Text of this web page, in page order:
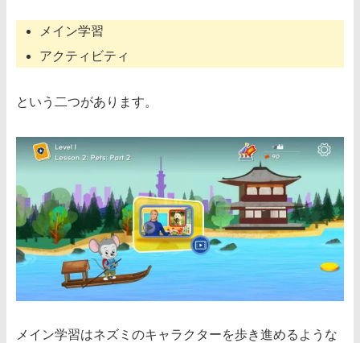
メイン学習
アクティビティ
という二つがあります。
メイン学習はネズミのキャラクターを歩き進めるような